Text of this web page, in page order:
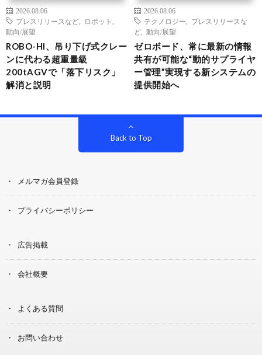
2026.08.06
プレスリリースなど
ロボット
動向/展望
ROBO-HI、吊り下げ式クレー
ンに代わる超重量級
200tAGVで「落下リスク」
解消と説明
2026.08.06
テクノロジー
プレスリリースな
ど
動向/展望
ゼロボード、常に最新の情報
共有が可能な“動的サプライヤ
ー管理”実現する新システムの
提供開始へ
Back to Top
メルマガ会員登録
プライバシーポリシー
広告掲載
会社概要
よくある質問
お問い合わせ